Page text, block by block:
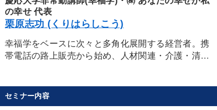
の幸せ 代表
栗原志功 (くりはらしこう)
幸福学をベースに次々と多角化展開する経営者。携
帯電話の路上販売から始め、人材関連・介護・清
連・M＆A…と事業を拡げグループ売上、最高160億
円。40歳から慶応大学に入学し幸福学を学び経営に
セミナー内容